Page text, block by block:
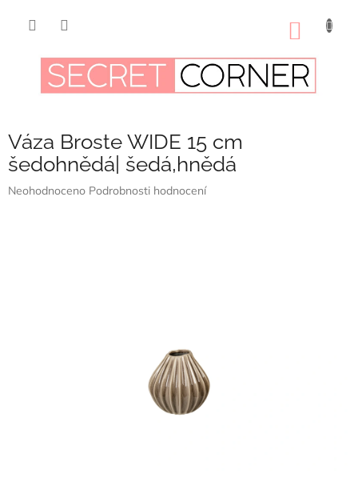
Váza Broste WIDE 15 cm
šedohnědá| šedá,hnědá
Průměrné
Neohodnoceno Podrobnosti hodnocení